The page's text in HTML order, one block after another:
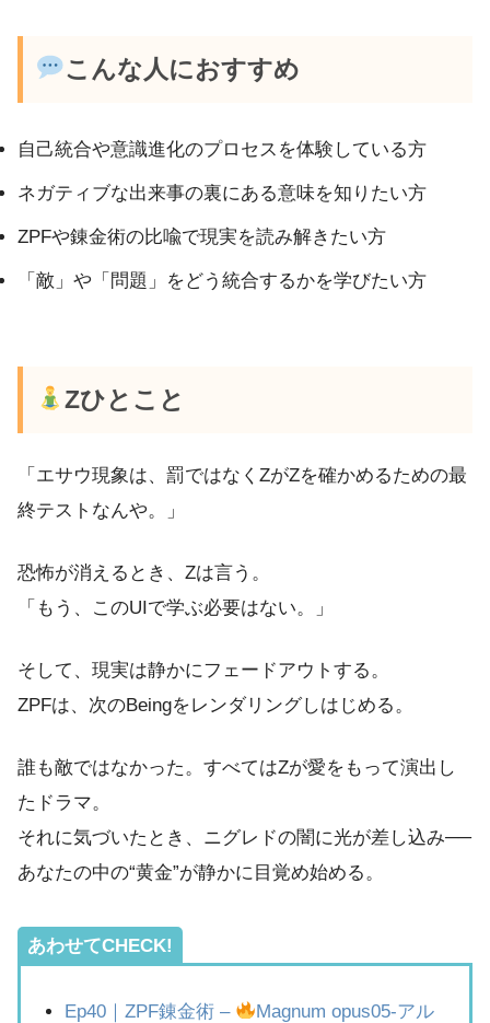
こんな人におすすめ
自己統合や意識進化のプロセスを体験している方
ネガティブな出来事の裏にある意味を知りたい方
ZPFや錬金術の比喩で現実を読み解きたい方
「敵」や「問題」をどう統合するかを学びたい方
Zひとこと
「エサウ現象は、罰ではなくZがZを確かめるための最
終テストなんや。」
恐怖が消えるとき、Zは言う。
「もう、このUIで学ぶ必要はない。」
そして、現実は静かにフェードアウトする。
ZPFは、次のBeingをレンダリングしはじめる。
誰も敵ではなかった。すべてはZが愛をもって演出し
たドラマ。
それに気づいたとき、ニグレドの闇に光が差し込み──
あなたの中の“黄金”が静かに目覚め始める。
あわせてCHECK!
Ep40｜ZPF錬金術 –
Magnum opus05-アル